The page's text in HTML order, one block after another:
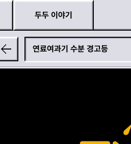
두두 이야기
연료여과기 수분 경고등